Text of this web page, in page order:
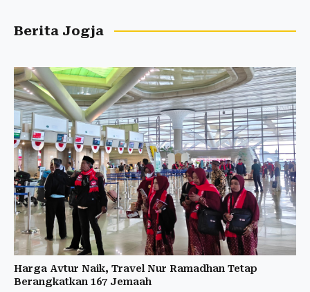
Berita Jogja
Harga Avtur Naik, Travel Nur Ramadhan Tetap
Berangkatkan 167 Jemaah